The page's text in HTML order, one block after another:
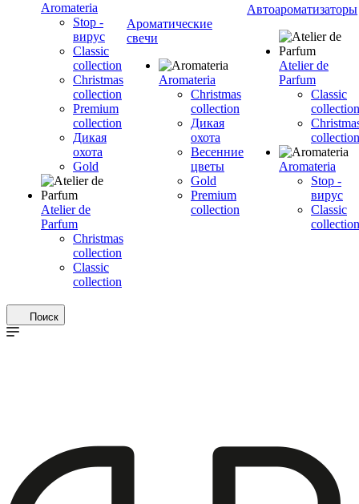
Aromateria
Stop -
вирус
Сlassic
collection
Сhristmas
collection
Premium
collection
Дикая
охота
Gold
Atelier de
Parfum
Christmas
collection
Classic
collection
Ароматические
свечи
Aromateria
Сhristmas
collection
Дикая
охота
Весенние
цветы
Gold
Premium
collection
Автоароматизаторы
Atelier de
Parfum
Classic
collection
collection
Aromateria
Stop -
вирус
Сlassic
collection
Поиск